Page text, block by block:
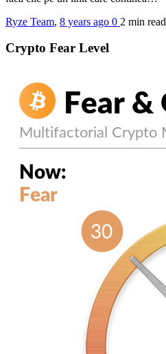
Ryze Team, 8 years ago 0 2 min read
Crypto Fear Level